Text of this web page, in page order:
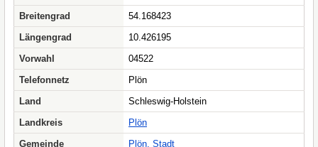
Breitengrad
54.168423
Längengrad
10.426195
Vorwahl
04522
Telefonnetz
Plön
Land
Schleswig-Holstein
Landkreis
Plön
Gemeinde
Plön, Stadt